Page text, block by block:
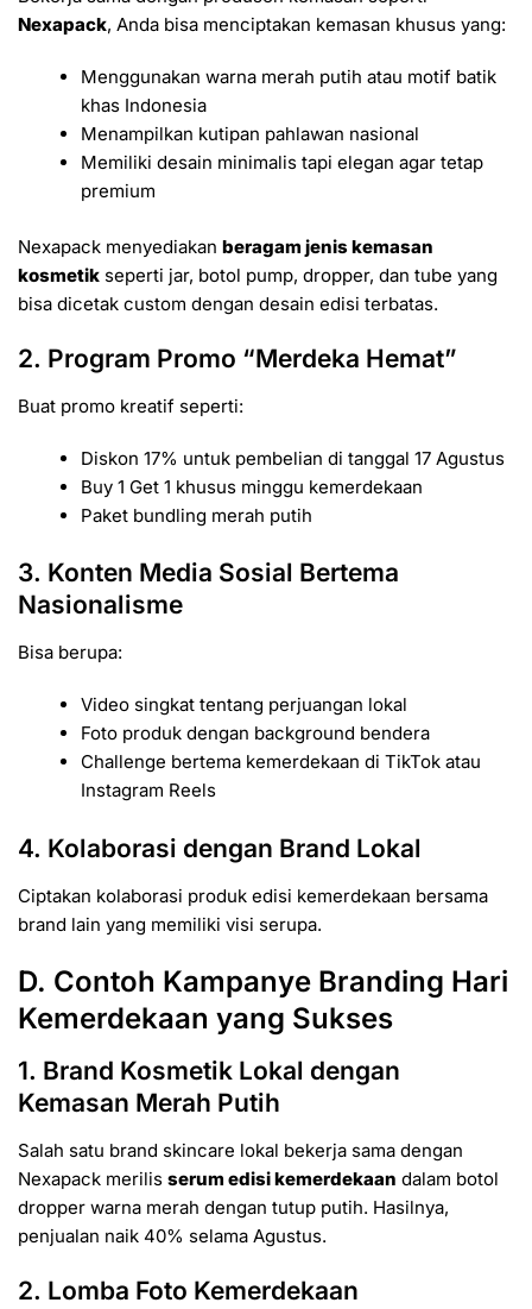
Nexapack, Anda bisa menciptakan kemasan khusus yang:
Menggunakan warna merah putih atau motif batik
khas Indonesia
Menampilkan kutipan pahlawan nasional
Memiliki desain minimalis tapi elegan agar tetap
premium
Nexapack menyediakan beragam jenis kemasan
kosmetik seperti jar, botol pump, dropper, dan tube yang
bisa dicetak custom dengan desain edisi terbatas.
2. Program Promo “Merdeka Hemat”
Buat promo kreatif seperti:
Diskon 17% untuk pembelian di tanggal 17 Agustus
Buy 1 Get 1 khusus minggu kemerdekaan
Paket bundling merah putih
3. Konten Media Sosial Bertema
Nasionalisme
Bisa berupa:
Video singkat tentang perjuangan lokal
Foto produk dengan background bendera
Challenge bertema kemerdekaan di TikTok atau
Instagram Reels
4. Kolaborasi dengan Brand Lokal
Ciptakan kolaborasi produk edisi kemerdekaan bersama
brand lain yang memiliki visi serupa.
D. Contoh Kampanye Branding Hari
Kemerdekaan yang Sukses
1. Brand Kosmetik Lokal dengan
Kemasan Merah Putih
Salah satu brand skincare lokal bekerja sama dengan
Nexapack merilis serum edisi kemerdekaan dalam botol
dropper warna merah dengan tutup putih. Hasilnya,
penjualan naik 40% selama Agustus.
2. Lomba Foto Kemerdekaan